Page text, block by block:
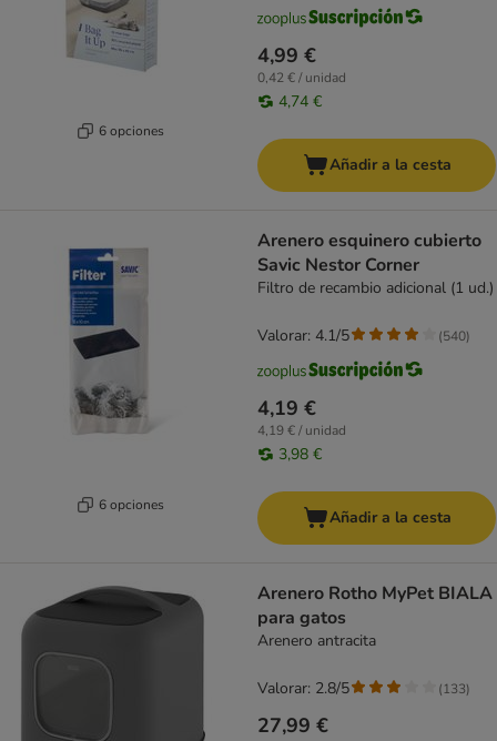
6 opciones
4,99 €
0,42 € / unidad
4,74 €
Añadir a la cesta
6 opciones
Arenero esquinero cubierto
Savic Nestor Corner
Filtro de recambio adicional (1 ud.)
4,19 €
4,19 € / unidad
3,98 €
Valorar: 4.1/5 (540)
Añadir a la cesta
Arenero Rotho MyPet BIALA
para gatos
Arenero antracita
27,99 €
Valorar: 2.8/5 (133)